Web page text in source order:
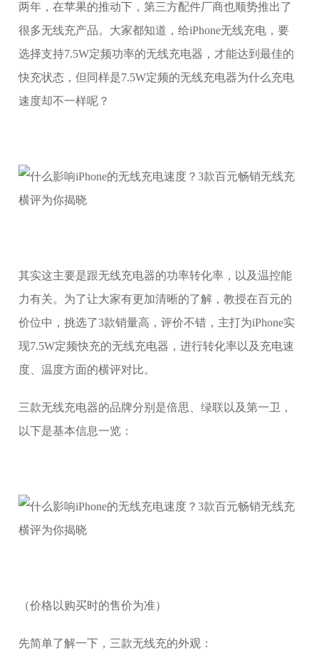
两年，在苹果的推动下，第三方配件厂商也顺势推出了
很多无线充产品。大家都知道，给iPhone无线充电，要
选择支持7.5W定频功率的无线充电器，才能达到最佳的
快充状态，但同样是7.5W定频的无线充电器为什么充电
速度却不一样呢？
其实这主要是跟无线充电器的功率转化率，以及温控能
力有关。为了让大家有更加清晰的了解，教授在百元的
价位中，挑选了3款销量高，评价不错，主打为iPhone实
现7.5W定频快充的无线充电器，进行转化率以及充电速
度、温度方面的横评对比。
三款无线充电器的品牌分别是倍思、绿联以及第一卫，
以下是基本信息一览：
（价格以购买时的售价为准）
先简单了解一下，三款无线充的外观：